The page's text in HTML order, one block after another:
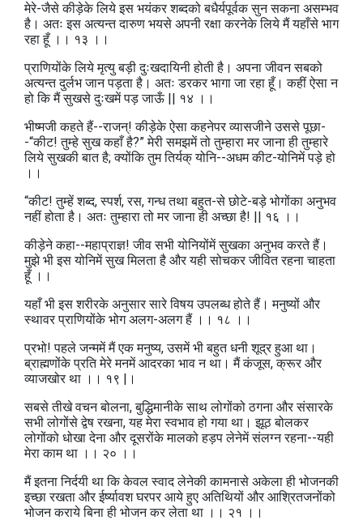
मेरे-जैसे कीड़ेके लिये इस भयंकर शब्दको बधैर्यपूर्वक सुन सकना असम्भव
है। अतः इस अत्यन्त दारुण भयसे अपनी रक्षा करनेके लिये मैं यहाँसे भाग
रहा हूँ ।। १३ ।।
प्राणियोंके लिये मृत्यु बड़ी दुःखदायिनी होती है। अपना जीवन सबको
अत्यन्त दुर्लभ जान पड़ता है। अतः डरकर भागा जा रहा हूँ। कहीं ऐसा न
हो कि मैं सुखसे दुःखमें पड़ जाऊँ || १४ ।।
भीष्मजी कहते हैं--राजन्‌! कीड़ेके ऐसा कहनेपर व्यासजीने उससे पूछा-
-“कीट! तुम्हे सुख कहाँ है?” मेरी समझमें तो तुम्हारा मर जाना ही तुम्हारे
लिये सुखकी बात है; क्योंकि तुम तिर्यक्‌ योनि--अधम कीट-योनिमें पड़े हो
।।
“कीट! तुम्हें शब्द, स्पर्श, रस, गन्ध तथा बहुत-से छोटे-बड़े भोगोंका अनुभव
नहीं होता है। अतः तुम्हारा तो मर जाना ही अच्छा है! || १६ ।।
कीड़ेने कहा--महाप्राज्ञ! जीव सभी योनियोंमें सुखका अनुभव करते हैं।
मुझे भी इस योनिमें सुख मिलता है और यही सोचकर जीवित रहना चाहता
हूँ ।।
यहाँ भी इस शरीरके अनुसार सारे विषय उपलब्ध होते हैं। मनुष्यों और
स्थावर प्राणियोंके भोग अलग-अलग हैं ।। १८ ।।
प्रभो! पहले जन्ममें मैं एक मनुष्य, उसमें भी बहुत धनी शूद्र हुआ था।
ब्राह्मणोंके प्रति मेरे मनमें आदरका भाव न था। मैं कंजूस, क्रूर और
व्याजखोर था ।। १९ |।
सबसे तीखे वचन बोलना, बुद्धिमानीके साथ लोगोंको ठगना और संसारके
सभी लोगोंसे द्वेष रखना, यह मेरा स्वभाव हो गया था। झूठ बोलकर
लोगोंको धोखा देना और दूसरोंके मालको हड़प लेनेमें संलग्न रहना--यही
मेरा काम था ।। २० ।।
मैं इतना निर्दयी था कि केवल स्वाद लेनेकी कामनासे अकेला ही भोजनकी
इच्छा रखता और ईर्ष्यावश घरपर आये हुए अतिथियों और आश्रितजनोंको
भोजन कराये बिना ही भोजन कर लेता था ।। २१ ।।